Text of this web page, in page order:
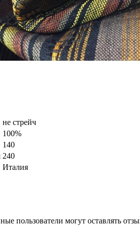
не стрейч
100%
140
240
Италия
пользователи могут оставлять